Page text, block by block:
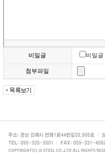
비밀글 비밀글
첨부파일